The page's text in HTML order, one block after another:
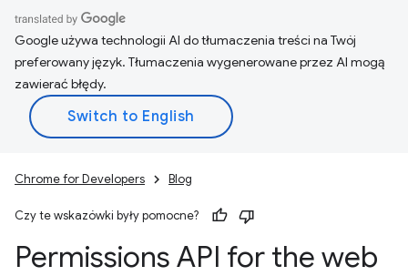
Google używa technologii AI do tłumaczenia treści na Twój
preferowany język. Tłumaczenia wygenerowane przez AI mogą
zawierać błędy.
Chrome for Developers Blog
Czy te wskazówki były pomocne?
Permissions API for the web